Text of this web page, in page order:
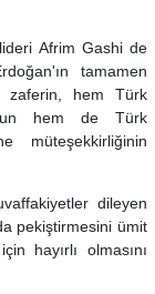
Afrim Gashi de
tamamen
zaferin, hem Türk
hem de Türk
müteşekkirliğinin
dileyen
pekiştirmesini ümit
hayırlı olmasını